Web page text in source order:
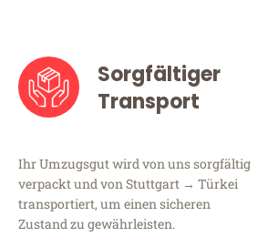
Sorgfältiger
Transport
Ihr Umzugsgut wird von uns sorgfältig
verpackt und von Stuttgart → Türkei
transportiert, um einen sicheren
Zustand zu gewährleisten.